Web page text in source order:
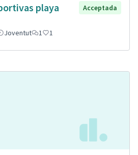
playa
Acceptada
Joventut 1 1